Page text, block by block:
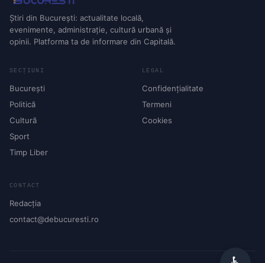
Știri din București: actualitate locală,
evenimente, administrație, cultură urbană și
opinii. Platforma ta de informare din Capitală.
SECȚIUNI
București
Politică
Cultură
Sport
Timp Liber
LEGAL
Confidențialitate
Termeni
Cookies
CONTACT
Redacția
contact@debucuresti.ro